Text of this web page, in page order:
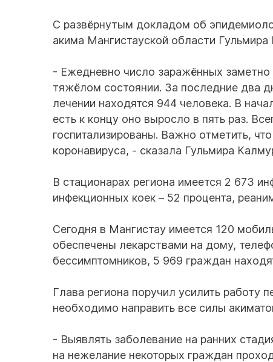
С развёрнутым докладом об
акима Мангистауской области Гульмира
- Ежедневно число заражённых заметно
тяжёлом состоянии. За последние два
лечении находятся 944 человека. В
есть к концу оно выросло в пять раз.
госпитализированы. Важно отметить,
коронавируса, - сказала Гульмира
В стационарах региона имеется 2 673
инфекционных коек – 52 процента,
Сегодня в Мангистау имеется 120
обеспечены лекарствами на дому,
бессимптомников, 5 969 граждан
Глава региона поручил усилить работу
необходимо направить все силы
- Выявлять заболевание на ранних
на нежелание некоторых граждан